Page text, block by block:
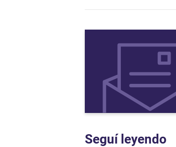
Seguí leyendo